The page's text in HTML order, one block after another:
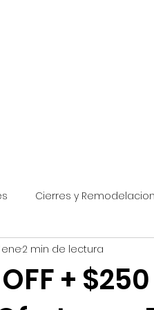
Cierres y
Promociones
Disneyland Promociones
OFF +
ene2 min de lectura